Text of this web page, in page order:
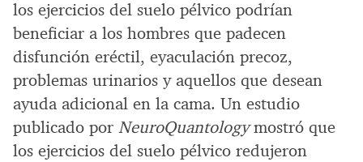
los ejercicios del suelo pélvico podrían
beneficiar a los hombres que padecen
disfunción eréctil, eyaculación precoz,
problemas urinarios y aquellos que desean
ayuda adicional en la cama. Un estudio
publicado por NeuroQuantologymostró que
los ejercicios del suelo pélvico redujeron